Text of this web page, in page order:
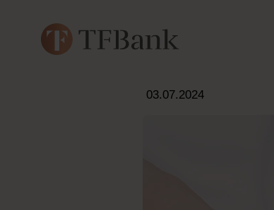
03.07.2024